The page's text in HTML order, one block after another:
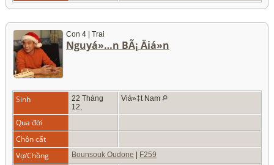
Con 4 | Trai
Nguyá»…n BÃ¡ Äiá»n
Sinh
22 Tháng
12,
Viá»‡t Nam
Qua đời
Chôn cất
Vợ/Chồng
Bounsouk Oudone | F259